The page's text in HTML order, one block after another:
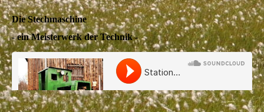
Die Stechmaschine
- ein Meisterwerk der Technik -